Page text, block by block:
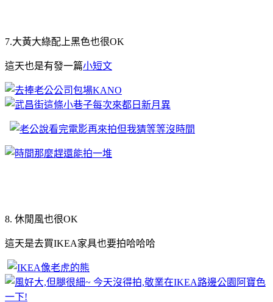
7.大黃大綠配上黑色也很OK
這天也是有發一篇小短文
8. 休閒風也很OK
這天是去買IKEA家具也要拍哈哈哈